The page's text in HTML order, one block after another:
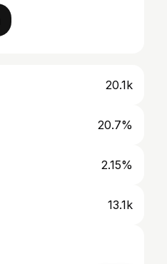
20.1k
20.7%
2.15%
13.1k